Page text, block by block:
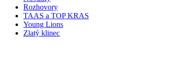
Rozhovory
TAAS a TOP KRAS
Young Lions
Zlatý klinec